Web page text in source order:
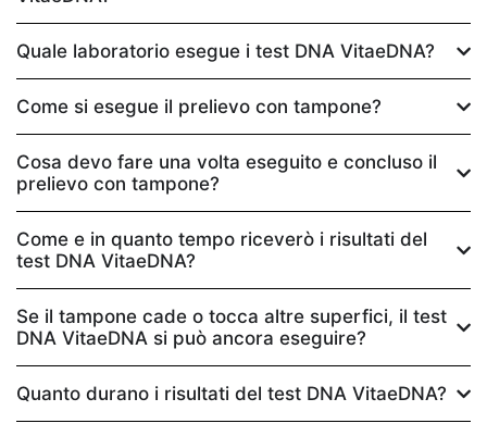
Quale laboratorio esegue i test DNA VitaeDNA?
Come si esegue il prelievo con tampone?
Cosa devo fare una volta eseguito e concluso il
prelievo con tampone?
Come e in quanto tempo riceverò i risultati del
test DNA VitaeDNA?
Se il tampone cade o tocca altre superfici, il test
DNA VitaeDNA si può ancora eseguire?
Quanto durano i risultati del test DNA VitaeDNA?